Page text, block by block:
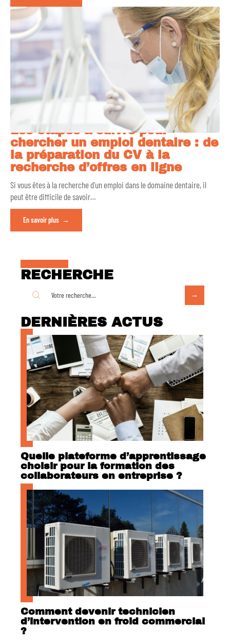
Les étapes à suivre pour
chercher un emploi dentaire : de
la préparation du CV à la
recherche d’offres en ligne
Si vous êtes à la recherche d'un emploi dans le domaine dentaire, il
peut être difficile de savoir…
En savoir plus
RECHERCHE
DERNIÈRES ACTUS
Quelle plateforme d’apprentissage
choisir pour la formation des
collaborateurs en entreprise ?
Comment devenir technicien
d’intervention en froid commercial
?